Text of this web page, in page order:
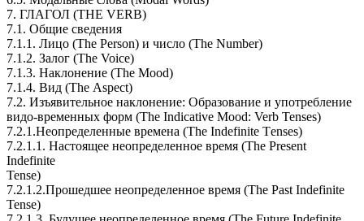
7. ГЛАГОЛ (ТНЕ VЕRB)
7.1. Общие сведения
7.1.1. Лицо (The Person) и число (The Number)
7.1.2. Залог (The Voice)
7.1.3. Наклонение (The Mооd)
7.1.4. Вид (The Аspect)
7.2. Изъявительное наклонение: Образование и употребление
видо-временных форм (The Indicative Mood: Verb Tenses)
7.2.1.Неопределенные времена (Thе Indefinite Tеnsеs)
7.2.1.1. Настоящее неопределенное время (Тhe Present
Indefinite
Tense)
7.2.1.2.Прошедшее неопределенное время (Тhе Past Indefinite
Tense)